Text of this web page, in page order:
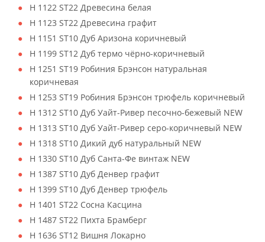
H 1122 ST22 Древесина белая
H 1123 ST22 Древесина графит
H 1151 ST10 Дуб Аризона коричневый
H 1199 ST12 Дуб термо чёрно-коричневый
H 1251 ST19 Робиния Брэнсон натуральная
коричневая
H 1253 ST19 Робиния Брэнсон трюфель коричневый
H 1312 ST10 Дуб Уайт-Ривер песочно-бежевый NEW
H 1313 ST10 Дуб Уайт-Ривер серо-коричневый NEW
H 1318 ST10 Дикий дуб натуральный NEW
H 1330 ST10 Дуб Санта-Фе винтаж NEW
H 1387 ST10 Дуб Денвер графит
H 1399 ST10 Дуб Денвер трюфель
H 1401 ST22 Сосна Касцина
H 1487 ST22 Пихта Брамберг
H 1636 ST12 Вишня Локарно